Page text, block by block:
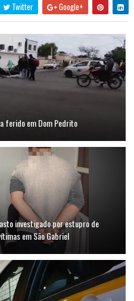
Twitter Google+
ferido em Dom Pedrito
investigado por estupro de
em São Gabriel